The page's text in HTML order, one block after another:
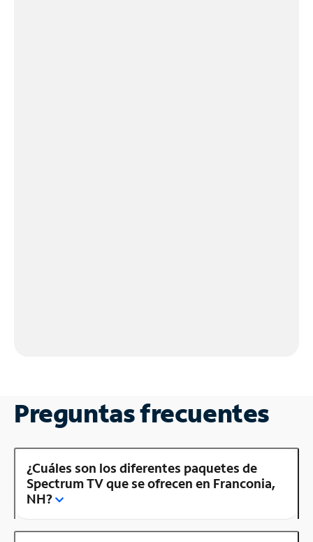
Preguntas frecuentes
¿Cuáles son los diferentes paquetes de
Spectrum TV que se ofrecen en Franconia,
NH?